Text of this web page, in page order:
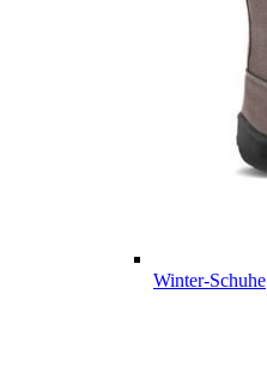
Winter-Schuhe